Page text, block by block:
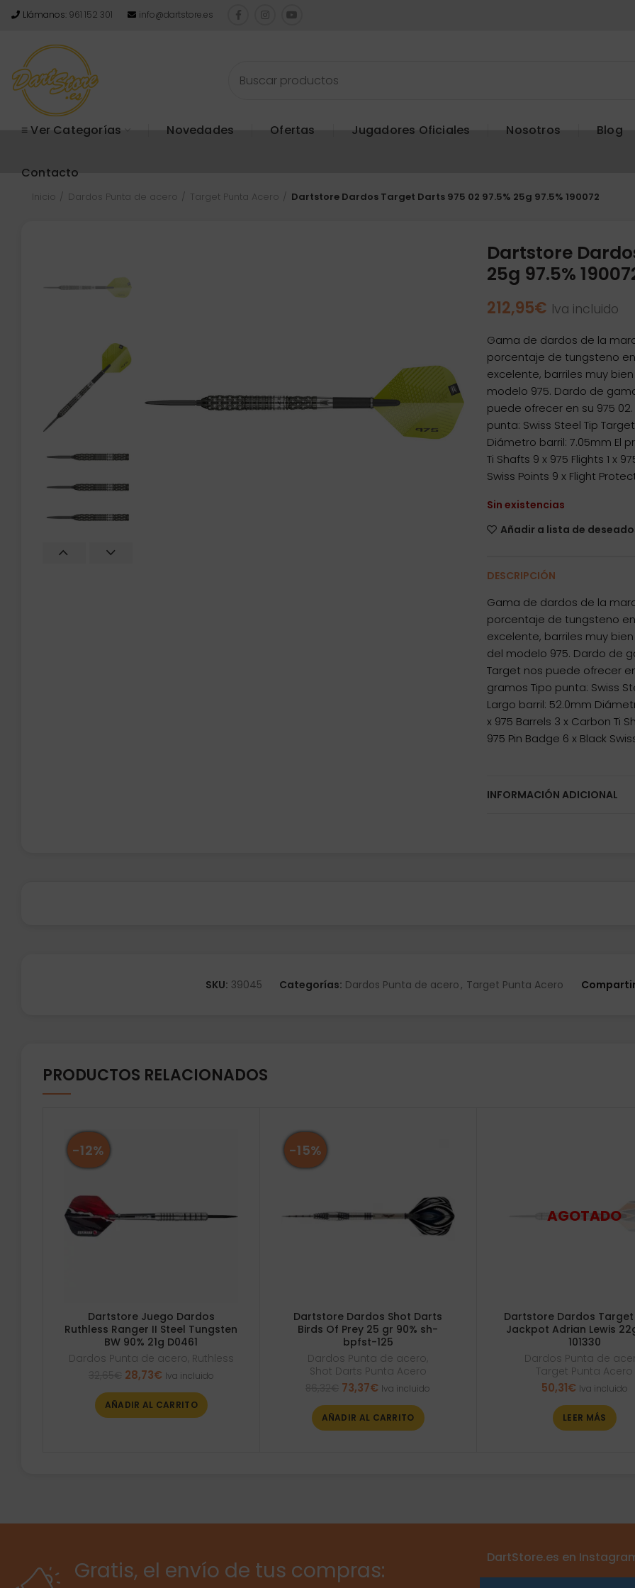
Llámanos: 961 152 301 info@dartstore.es
≡ Ver Categorías Novedades Ofertas Jugadores Oficiales Nosotros Blog
Contacto
Inicio Dardos Punta de acero Target Punta Acero Dartstore Dardos Target Darts 975 02 97.5% 25g 97.5% 190072
Dartstore
25g 97.5%
212,95€ Iva incluido
Gama de dardos de la
porcentaje de tungsteno
excelente, barriles muy
modelo 975. Dardo de
puede ofrecer en su 975
punta: Swiss Steel Tip
Diámetro barril: 7.05mm El
Ti Shafts 9 x 975 Flights 1 x
Swiss Points 9 x Flight
Sin existencias
Añadir a lista de
DESCRIPCIÓN
Gama de dardos de la
porcentaje de tungsteno
excelente, barriles muy
del modelo 975. Dardo de
Target nos puede ofrecer
gramos Tipo punta: Swiss
Largo barril: 52.0mm
x 975 Barrels 3 x Carbon Ti
975 Pin Badge 6 x Black
INFORMACIÓN ADICIONAL
SKU: 39045 Categorías: Dardos Punta de acero, Target Punta Acero
PRODUCTOS RELACIONADOS
-12%
Dartstore Juego Dardos
Ruthless Ranger II Steel Tungsten
BW 90% 21g D0461
Dardos Punta de acero, Ruthless
El
original
era:
28,73€El
actual
es:
Iva incluido
AÑADIR AL CARRITO
-15%
Dartstore Dardos Shot Darts
Birds Of Prey 25 gr 90% sh-
bpfst-125
Dardos Punta de acero,
Shot Darts Punta Acero
El
original
era:
73,37€El
actual
es:
Iva incluido
AÑADIR AL CARRITO
Dartstore Dardos
Jackpot Adrian Lewis
101330
Dardos Punta de
Target Punta Acero
50,31€ Iva incluido
LEER MÁS
Gratis, el envío de tus compras: DartStore.es en